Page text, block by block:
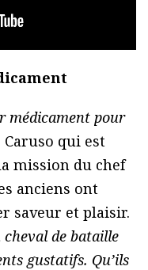
médicament pour
qui est
mission du chef
anciens ont
saveur et plaisir.
cheval de bataille
gustatifs. Qu’ils